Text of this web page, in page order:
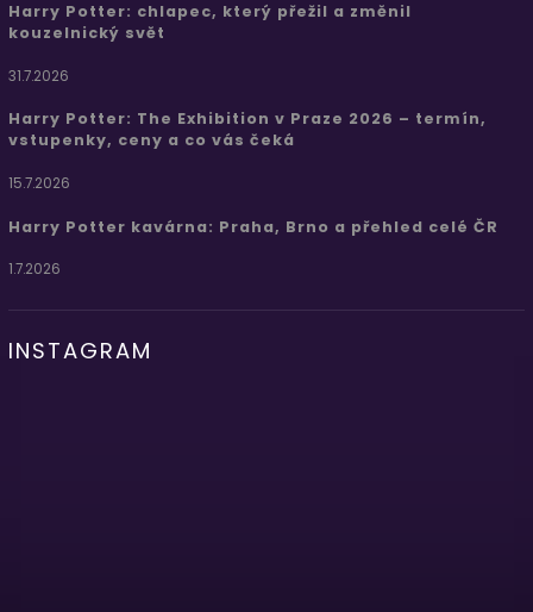
Harry Potter: chlapec, který přežil a změnil
kouzelnický svět
31.7.2026
Harry Potter: The Exhibition v Praze 2026 – termín,
vstupenky, ceny a co vás čeká
15.7.2026
Harry Potter kavárna: Praha, Brno a přehled celé ČR
1.7.2026
INSTAGRAM